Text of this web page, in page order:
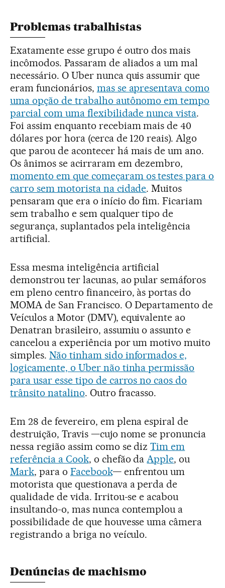
Problemas trabalhistas
Exatamente esse grupo é outro dos mais
incômodos. Passaram de aliados a um mal
necessário. O Uber nunca quis assumir que
eram funcionários, mas se apresentava como
uma opção de trabalho autônomo em tempo
parcial com uma flexibilidade nunca vista.
Foi assim enquanto recebiam mais de 40
dólares por hora (cerca de 120 reais). Algo
que parou de acontecer há mais de um ano.
Os ânimos se acirraram em dezembro,
momento em que começaram os testes para o
carro sem motorista na cidade. Muitos
pensaram que era o início do fim. Ficariam
sem trabalho e sem qualquer tipo de
segurança, suplantados pela inteligência
artificial.
Essa mesma inteligência artificial
demonstrou ter lacunas, ao pular semáforos
em pleno centro financeiro, às portas do
MOMA de San Francisco. O Departamento de
Veículos a Motor (DMV), equivalente ao
Denatran brasileiro, assumiu o assunto e
cancelou a experiência por um motivo muito
simples. Não tinham sido informados e,
logicamente, o Uber não tinha permissão
para usar esse tipo de carros no caos do
trânsito natalino. Outro fracasso.
Em 28 de fevereiro, em plena espiral de
destruição, Travis —cujo nome se pronuncia
nessa região assim como se dizTim em
referência a Cook, o chefão da Apple, ou
Mark, para o Facebook— enfrentou um
motorista que questionava a perda de
qualidade de vida. Irritou-se e acabou
insultando-o, mas nunca contemplou a
possibilidade de que houvesse uma câmera
registrando a briga no veículo.
Denúncias de machismo